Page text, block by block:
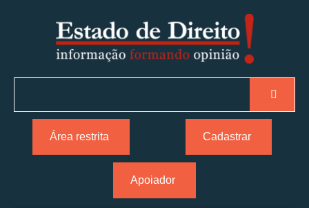
Área restrita Cadastrar
Apoiador